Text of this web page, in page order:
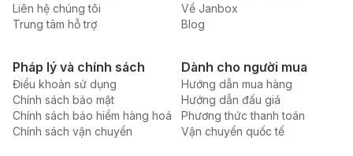
Liên hệ chúng tôi
Trung tâm hỗ trợ
Về Janbox
Blog
Pháp lý và chính sách
Điều khoản sử dụng
Chính sách bảo mật
Chính sách bảo hiểm hàng hoá
Chính sách vận chuyển
Dành cho người mua
Hướng dẫn mua hàng
Hướng dẫn đấu giá
Phương thức thanh toán
Vận chuyển quốc tế